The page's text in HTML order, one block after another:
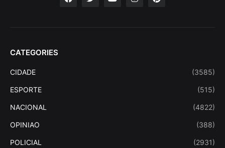
CATEGORIES
CIDADE (3585)
ESPORTE (515)
NACIONAL (4822)
OPINIAO (388)
POLICIAL (2931)